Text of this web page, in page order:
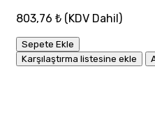
803,76 ₺ (KDV Dahil)
Sepete Ekle
Karşılaştırma listesine ekle